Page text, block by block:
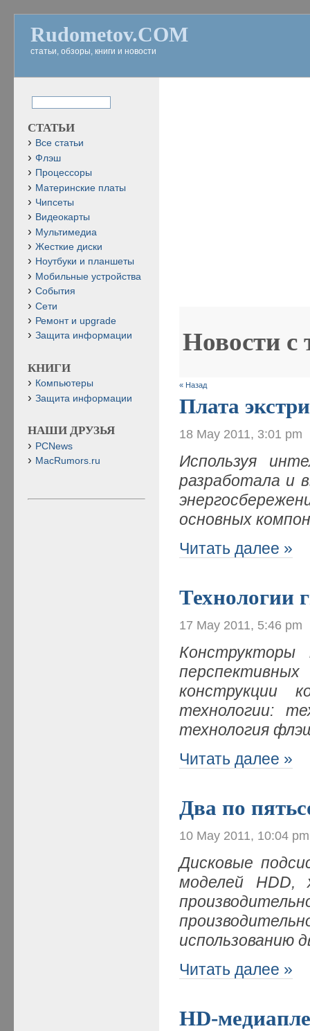
Rudometov.COM
статьи, обзоры, книги и новости
Новости с
« Назад
Плата
18 May 2011, 3:01 pm
Используя
разработала и
основных
Читать далее »
Технологии
17 May 2011, 5:46 pm
Конструкторы
конструкции
технологии:
технология
Читать далее »
Два по
10 May 2011, 10:04 pm
Дисковые
моделей HDD,
использованию
Читать далее »
HD-
СТАТЬИ
Все статьи
Флэш
Процессоры
Материнские платы
Чипсеты
Видеокарты
Мультимедиа
Жесткие диски
Ноутбуки и планшеты
Мобильные устройства
События
Сети
Ремонт и upgrade
Защита информации
КНИГИ
Компьютеры
Защита информации
НАШИ ДРУЗЬЯ
PCNews
MacRumors.ru